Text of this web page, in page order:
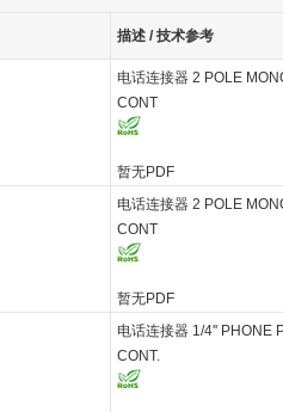
描述 / 技术参考
电话连接器 2 POLE
CONT
暂无PDF
电话连接器 2 POLE
CONT
暂无PDF
电话连接器 1/4'' PHONE
CONT.